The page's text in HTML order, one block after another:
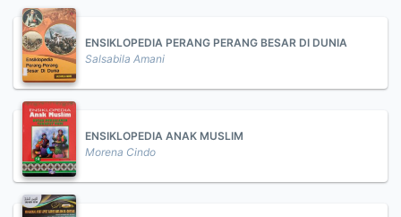
ENSIKLOPEDIA PERANG PERANG BESAR DI DUNIA
Salsabila Amani
ENSIKLOPEDIA ANAK MUSLIM
Morena Cindo